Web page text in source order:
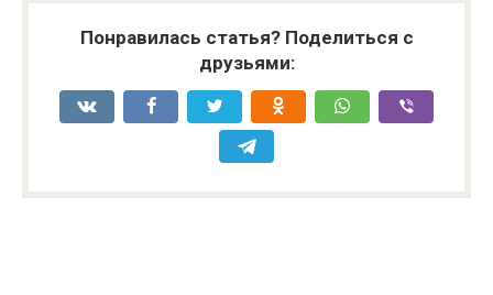
Понравилась статья? Поделиться с
друзьями: